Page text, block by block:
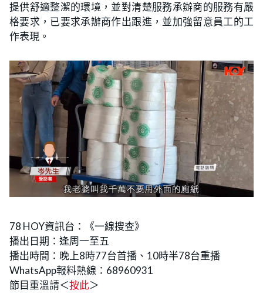
提供舒適整潔的環境，並對清楚服務承辦商的服務有嚴
格要求，已要求承辦商作出跟進，並加強留意員工的工
作表現。
78 HOY資訊台：《一線搜查》
播出日期：逢周一至五
播出時間：晚上8時77台首播、10時半78台重播
WhatsApp報料熱線：68960931
節目重溫請＜按此＞